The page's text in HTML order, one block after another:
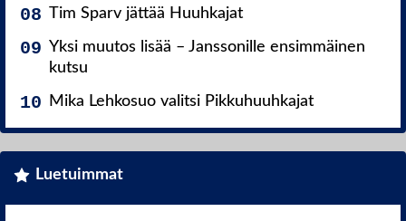
Tim Sparv jättää Huuhkajat
Yksi muutos lisää – Janssonille ensimmäinen
kutsu
Mika Lehkosuo valitsi Pikkuhuuhkajat
Luetuimmat